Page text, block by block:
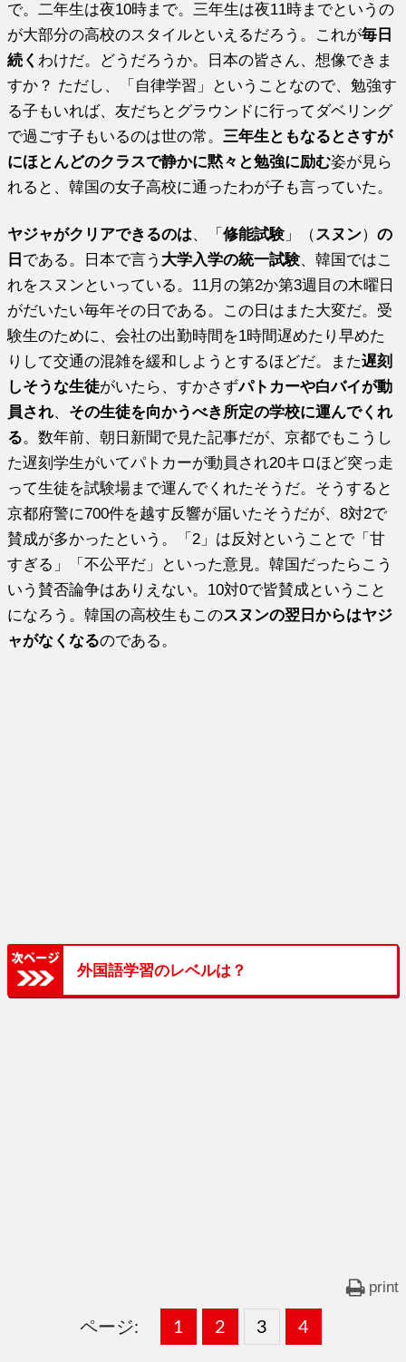
で。二年生は夜10時まで。三年生は夜11時までというの
が大部分の高校のスタイルといえるだろう。これが毎日
続く わけだ。どうだろうか。日本の皆さん、想像できま
すか？ ただし、「自律学習」ということなので、勉強す
る子もいれば、友だちとグラウンドに行ってダベリング
で過ごす子もいるのは世の常。 三年生ともなるとさすが
にほとんどのクラスで静かに黙々と勉強に励む姿が見ら
れると、韓国の女子高校に通ったわが子も言っていた。
ヤジャがクリアできるのは、「修能試験」（ スヌン）の
日 である。日本で言う 大学入学の統一試験、韓国ではこ
れをスヌンといっている。11月の第2か第3週目の木曜日
がだいたい毎年その日である。この日はまた大変だ。受
験生のために、会社の出勤時間を1時間遅めたり早めた
りして交通の混雑を緩和しようとするほどだ。また遅刻
しそうな生徒がいたら、すかさずパトカーや白バイが動
員され、 その生徒を向かうべき所定の学校に運んでくれ
る。数年前、朝日新聞で見た記事だが、京都でもこうし
た遅刻学生がいてパトカーが動員され20キロほど突っ走
って生徒を試験場まで運んでくれたそうだ。そうすると
京都府警に700件を越す反響が届いたそうだが、8対2で
賛成が多かったという。「2」は反対ということで「甘
すぎる」「不公平だ」といった意見。韓国だったらこう
いう賛否論争はありえない。10対0で皆賛成ということ
になろう。韓国の高校生もこのスヌンの翌日からはヤジ
ャがなくなるのである。
外国語学習のレベルは？
print
ページ:
固
1 ,
固
2 ,
固
3 ,
固
4